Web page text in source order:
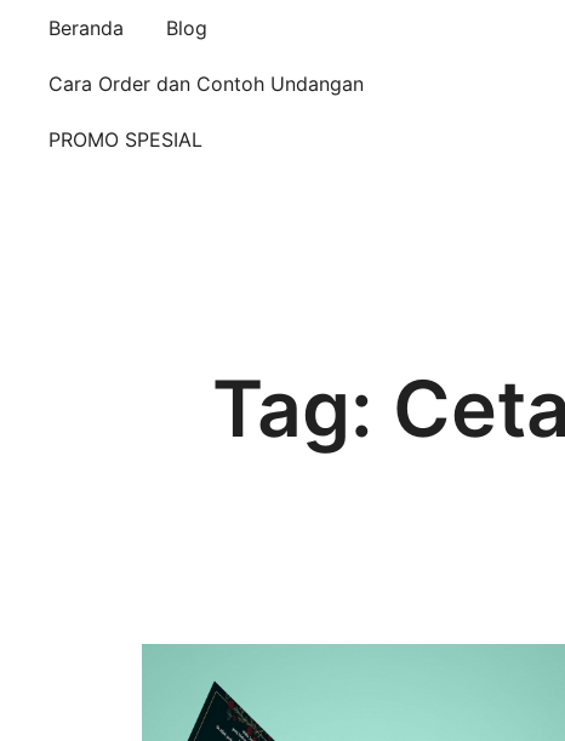
Beranda Blog
Cara Order dan Contoh Undangan
PROMO SPESIAL
Tag: